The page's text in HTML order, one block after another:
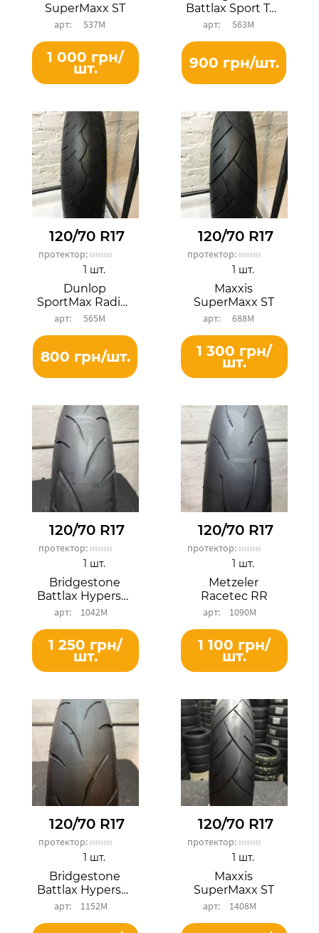
SuperMaxx ST
537М
1 000 грн/
шт.
Battlax Sport Touring T30F EVO
563М
900 грн/шт.
120/70 R17
протектор:
Dunlop
SportMax Radial D252F
565М
1 шт.
800 грн/шт.
120/70 R17
протектор:
Maxxis
SuperMaxx ST
688М
1 шт.
1 300 грн/
шт.
120/70 R17
протектор:
Bridgestone
Battlax Hypersport S21F
1042М
1 шт.
1 250 грн/
шт.
120/70 R17
протектор:
Metzeler
Racetec RR
1090М
1 шт.
1 100 грн/
шт.
120/70 R17
протектор:
Bridgestone
Battlax Hypersport S21F
1152М
1 шт.
120/70 R17
протектор:
Maxxis
SuperMaxx ST
1408М
1 шт.